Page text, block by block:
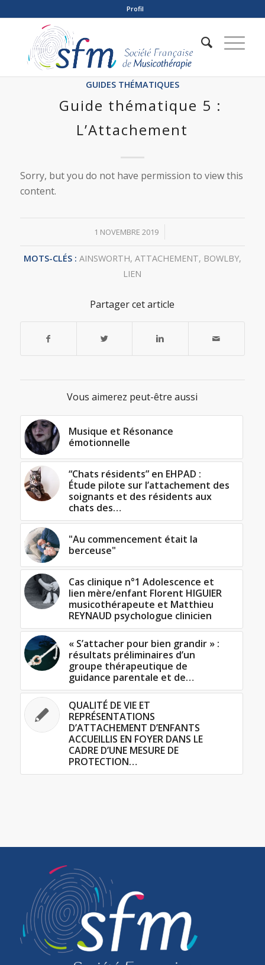
Profil
GUIDES THÉMATIQUES
Guide thématique 5 :
L’Attachement
Sorry, but you do not have permission to view this
content.
1 NOVEMBRE 2019
/
MOTS-CLÉS : AINSWORTH, ATTACHEMENT, BOWLBY,
LIEN
Partager cet article
Vous aimerez peut-être aussi
Musique et Résonance
émotionnelle
“Chats résidents” en EHPAD :
Étude pilote sur l’attachement des
soignants et des résidents aux
chats des…
"Au commencement était la
berceuse"
Cas clinique n°1 Adolescence et
lien mère/enfant Florent HIGUIER
musicothérapeute et Matthieu
REYNAUD psychologue clinicien
« S’attacher pour bien grandir » :
résultats préliminaires d’un
groupe thérapeutique de
guidance parentale et de…
QUALITÉ DE VIE ET
REPRÉSENTATIONS
D’ATTACHEMENT D’ENFANTS
ACCUEILLIS EN FOYER DANS LE
CADRE D’UNE MESURE DE
PROTECTION…